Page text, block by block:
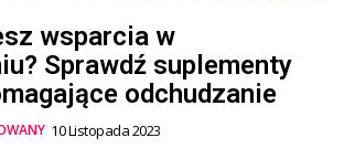
wsparcia w
Sprawdź suplementy
odchudzanie
10 Listopada 2023